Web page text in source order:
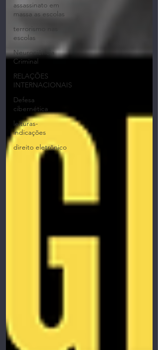
assassinato em
massa as escolas
terrorismo nas
escolas
Neurociência
Criminal
RELAÇÕES
INTERNACIONAIS
Defesa
cibernética
leituras-
indicações
direito eletrônico